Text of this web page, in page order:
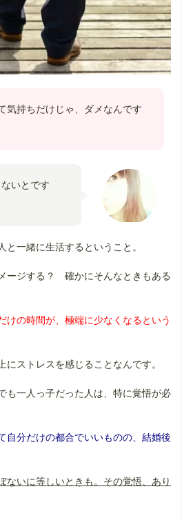
気持ちだけじゃ、ダメなんです
いとです
一緒に生活するということ。
ージする？ 確かにそんなときもある
の時間が、極端に少なくなるという
ストレスを感じることなんです。
も一人っ子だった人は、特に覚悟が必
分だけの都合でいいものの、結婚後
いに等しいときも。その覚悟、あり